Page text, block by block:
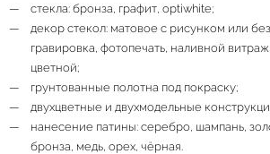
стекла: бронза, графит, optiwhite;
декор стекол: матовое с рисунком или
гравировка, фотопечать, наливной
цветной;
грунтованные полотна под покраску;
двухцветные и двухмодельные
нанесение патины: серебро, шампань,
бронза, медь, орех, чёрная.